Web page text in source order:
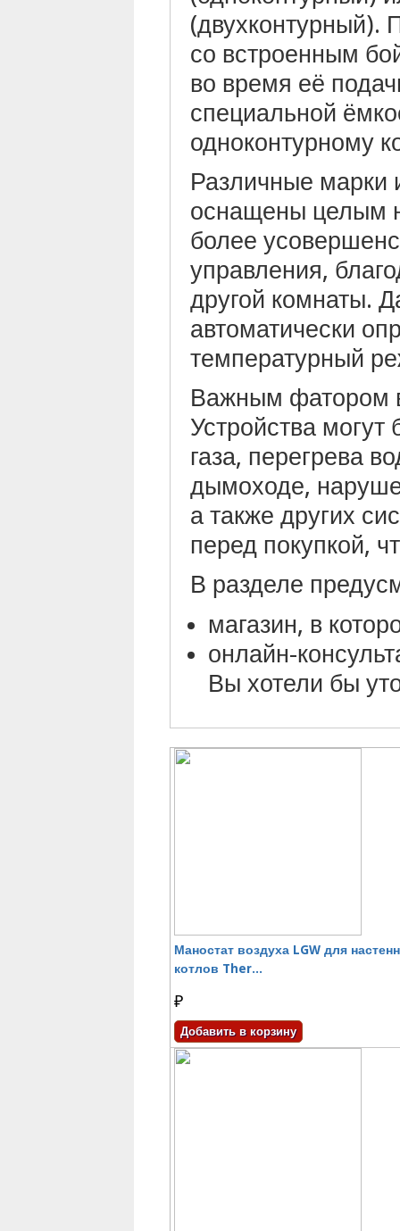
(двухконтурный).
со встроенным
во время её
специальной
одноконтурному
Различные марки
оснащены целым
более
управления,
другой комнаты.
автоматически
температурный
Важным фатором
Устройства
газа, перегрева
дымоходе,
а также других
перед покупкой,
В разделе
магазин, в
онлайн-
Вы хотели бы
Маностат воздуха LGW для
котлов Ther...
₽